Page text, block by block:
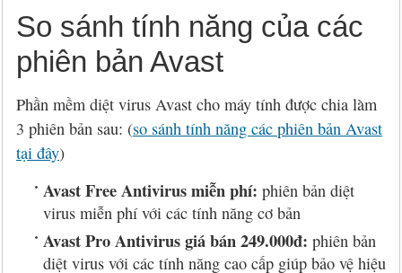
Đặt mua Symantec
Đặt mua Webroot
So sánh tính năng của các
phiên bản Avast
Phần mềm diệt virus Avast cho máy tính được chia làm
3 phiên bản sau: (so sánh tính năng các phiên bản Avast
tại đây)
Avast Free Antivirus miễn phí: phiên bản diệt
virus miễn phí với các tính năng cơ bản
Avast Pro Antivirus giá bán 249.000đ: phiên bản
diệt virus với các tính năng cao cấp giúp bảo vệ hiệu